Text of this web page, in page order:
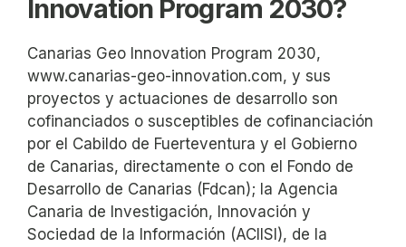
Innovation Program 2030?
Canarias Geo Innovation Program 2030,
www.canarias-geo-innovation.com, y sus
proyectos y actuaciones de desarrollo son
cofinanciados o susceptibles de cofinanciación
por el Cabildo de Fuerteventura y el Gobierno
de Canarias, directamente o con el Fondo de
Desarrollo de Canarias (Fdcan); la Agencia
Canaria de Investigación, Innovación y
Sociedad de la Información (ACIISI), de la